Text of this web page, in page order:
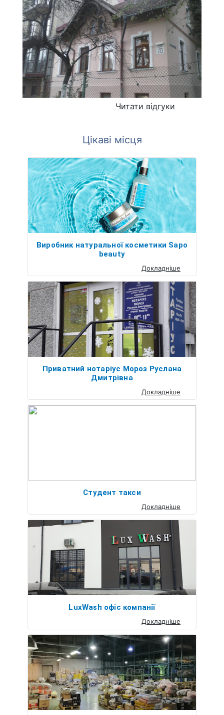
Читати відгуки
Цікаві місця
Виробник натуральної косметики Sapo
beauty
Докладніше
Приватний нотаріус Мороз Руслана
Дмитрівна
Докладніше
Студент такси
Докладніше
LuxWash офіс компанії
Докладніше